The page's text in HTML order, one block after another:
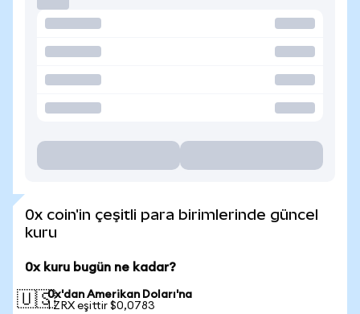
0x coin'in çeşitli para birimlerinde güncel
kuru
0x kuru bugün ne kadar?
🇺🇸0x'dan Amerikan Doları'na
1 ZRX eşittir $0,0783